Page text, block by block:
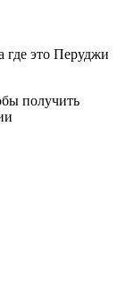
где это Перуджи
получить